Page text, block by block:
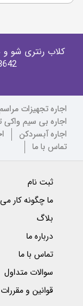
کلاب رنتری شو و
اجاره تجهیزات
اجاره بی سیم واکی
اجاره آبسردکن
تماس با ما
ثبت نام
ما چگونه کار
بلاگ
درباره ما
تماس با ما
سوالات متداول
قوانین و مقررات